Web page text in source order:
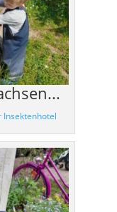
Insektenhotel